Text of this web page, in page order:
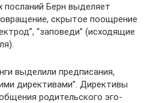
посланий Берн выделяет
скрытое поощрение
“заповеди” (исходящие
выделили предписания,
директивами”. Директивы
родительского эго-